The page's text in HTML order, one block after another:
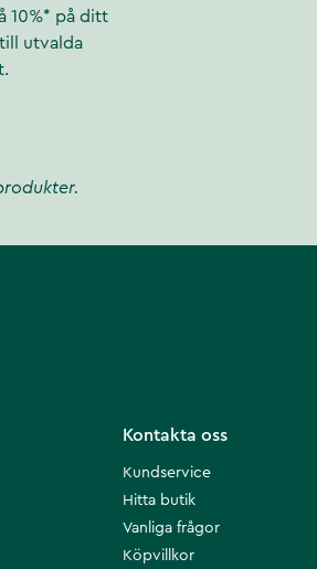
10%* på ditt
utvalda
Kontakta oss
Kundservice
Hitta butik
Vanliga frågor
Köpvillkor